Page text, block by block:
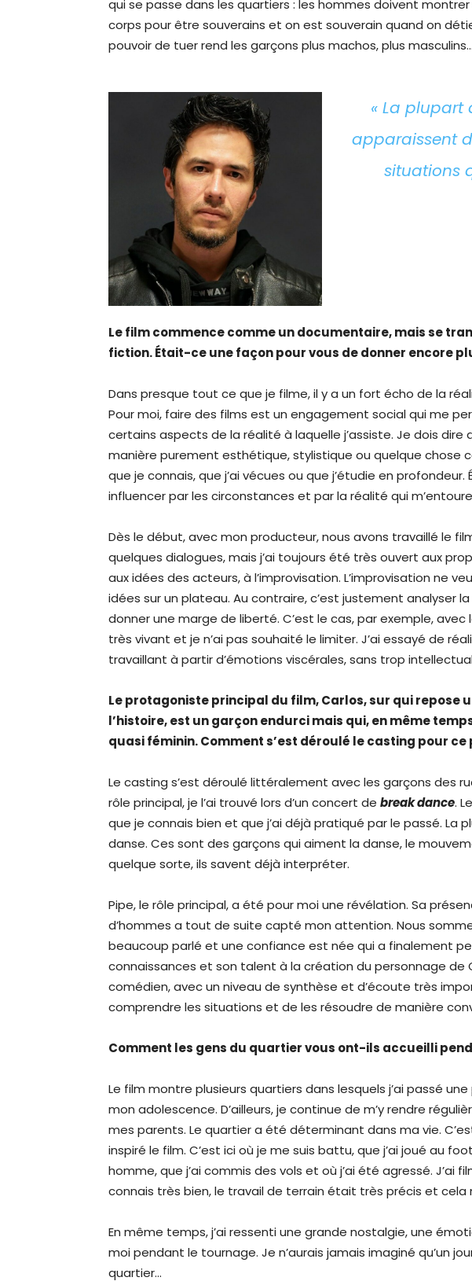
qui se passe dans les quartiers : les hommes doivent montrer
corps pour être souverains et on est souverain quand on
pouvoir de tuer rend les garçons plus machos, plus masculins…
« La plupart
apparaissent
situations
Le film commence comme un documentaire, mais se
fiction. Était-ce une façon pour vous de donner encore
Dans presque tout ce que je filme, il y a un fort écho de la
Pour moi, faire des films est un engagement social qui me
certains aspects de la réalité à laquelle j’assiste. Je dois dire
manière purement esthétique, stylistique ou quelque chose
que je connais, que j’ai vécues ou que j’étudie en
influencer par les circonstances et par la réalité qui
Dès le début, avec mon producteur, nous avons travaillé le
quelques dialogues, mais j’ai toujours été très ouvert aux
aux idées des acteurs, à l’improvisation. L’improvisation ne
idées sur un plateau. Au contraire, c’est justement analyser
donner une marge de liberté. C’est le cas, par exemple,
très vivant et je n’ai pas souhaité le limiter. J’ai essayé de
travaillant à partir d’émotions viscérales, sans trop
Le protagoniste principal du film, Carlos, sur qui repose
l’histoire, est un garçon endurci mais qui, en même
quasi féminin. Comment s’est déroulé le casting pour ce
Le casting s’est déroulé littéralement avec les garçons des
rôle principal, je l’ai trouvé lors d’un concert de break dance. Le
que je connais bien et que j’ai déjà pratiqué par le passé. La
danse. Ces sont des garçons qui aiment la danse, le
quelque sorte, ils savent déjà interpréter.
Pipe, le rôle principal, a été pour moi une révélation. Sa
d’hommes a tout de suite capté mon attention. Nous
beaucoup parlé et une confiance est née qui a finalement
connaissances et son talent à la création du personnage de
comédien, avec un niveau de synthèse et d’écoute très
comprendre les situations et de les résoudre de manière
Comment les gens du quartier vous ont-ils accueilli
Le film montre plusieurs quartiers dans lesquels j’ai passé
mon adolescence. D’ailleurs, je continue de m’y rendre
mes parents. Le quartier a été déterminant dans ma vie.
inspiré le film. C’est ici où je me suis battu, que j’ai joué au
homme, que j’ai commis des vols et où j’ai été agressé. J’ai
connais très bien, le travail de terrain était très précis et cela
En même temps, j’ai ressenti une grande nostalgie, une
moi pendant le tournage. Je n’aurais jamais imaginé qu’un
quartier…